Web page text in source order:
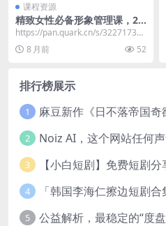
课程资源
精致女性必备形象管理课，22
堂视频大课学气质穿搭
https://pan.quark.cn/s/3227173ff
df4
8 月前 52
排行榜展示
1
2 Noiz AI，这个网站任何
3 【小白短剧】免费短剧
4 「韩国李海仁擦边短剧
5